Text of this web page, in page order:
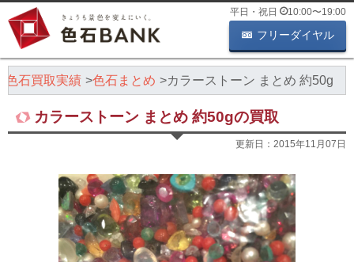
平日・祝日 10:00〜19:00
フリーダイヤル
色石買取実績 色石まとめ カラーストーン まとめ 約50g
カラーストーン まとめ 約50gの買取
更新日： 2015年11月07日